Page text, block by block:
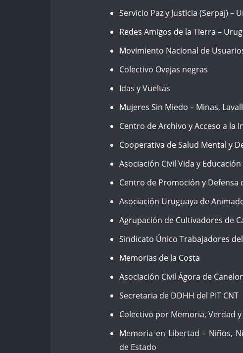
Servicio Paz y Justicia (Serpaj) –
Redes Amigos de la Tierra –
Movimiento Nacional de
Colectivo Ovejas negras
Idas y Vueltas
Mujeres Sin Miedo – Minas,
Centro de Archivo y Acceso a la
Cooperativa de Salud Mental y
Asociación Civil Vida y Educación
Centro de Promoción y Defensa
Asociación Uruguaya de
Agrupación de Cultivadores de
Sindicato Único Trabajadores
Memorias de la Costa
Asociación Civil Ágora de
Secretaria de DDHH del PIT CNT
Colectivo por Memoria, Verdad
Memoria en Libertad – Niños,
de Estado